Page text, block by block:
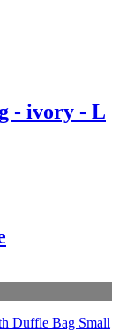
- ivory - L